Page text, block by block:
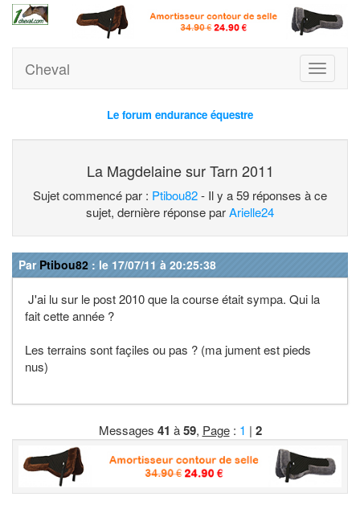
Toggle
Cheval
Le forum endurance équestre
La Magdelaine sur Tarn 2011
Sujet commencé par : Ptibou82- Il y a 59 réponses à ce
sujet, dernière réponse parArielle24
Par Ptibou82 : le 17/07/11 à 20:25:38
J'ai lu sur le post 2010 que la course était sympa. Qui la
fait cette année ?
Les terrains sont façiles ou pas ? (ma jument est pieds
nus)
Messages 41 à59, Page: 1 | 2